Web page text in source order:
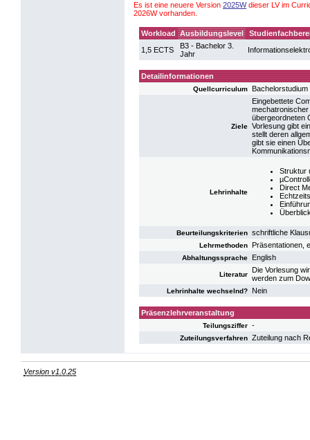
Es ist eine neuere Version 2025Wdieser LV im
2026W vorhanden.
Workload Ausbildungslevel
1,5 ECTS
B3 - Bachelor 3.
Jahr
Detailinformationen
Quellcurriculum
Ziele
Eingebettete
übergeordneten
Vorlesung gibt
stellt deren
gibt sie einen
Lehrinhalte
Struktur
Direct
Beurteilungskriterien schriftliche
Lehrmethoden Präsentationen,
Abhaltungssprache English
Literatur
Die Vorlesung
werden zum
Lehrinhalte wechselnd? Nein
Präsenzlehrveranstaltung
Teilungsziffer -
Zuteilungsverfahren Zuteilung nach
Version v1.0.25